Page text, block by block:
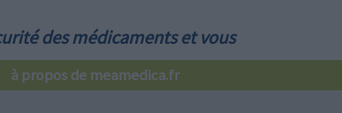
des médicaments et vous
à propos de meamedica.fr